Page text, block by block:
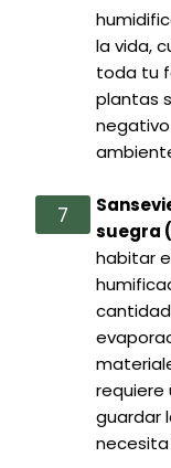
la vida,
toda tu
plantas
suegra
habitar
requiere
guardar
necesita